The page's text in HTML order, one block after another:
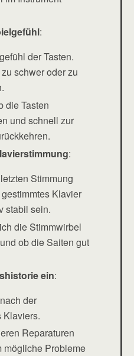
:
der Tasten.
schwer oder zu
die Tasten
und schnell zur
:
Stimmung
Klavier
stabil sein.
die Stimmwirbel
ob die Saiten gut
ein:
der
Klaviers.
Reparaturen
mögliche Probleme